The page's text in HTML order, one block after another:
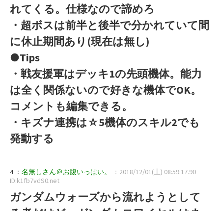
れてくる。仕様なので諦めろ
・超ボスは前半と後半で分かれていて間
に休止期間あり(現在は無し)
●Tips
・戦友援軍はデッキ1の先頭機体。能力
は全く関係ないので好きな機体でOK。
コメントも編集できる。
・キズナ連携は☆5機体のスキル2でも
発動する
4 ： 名無しさん＠お腹いっぱい。
：2018/12/01(土) 08:59:17.90
ID:k1fb7vdS0.net
ガンダムウォーズから流れようとして